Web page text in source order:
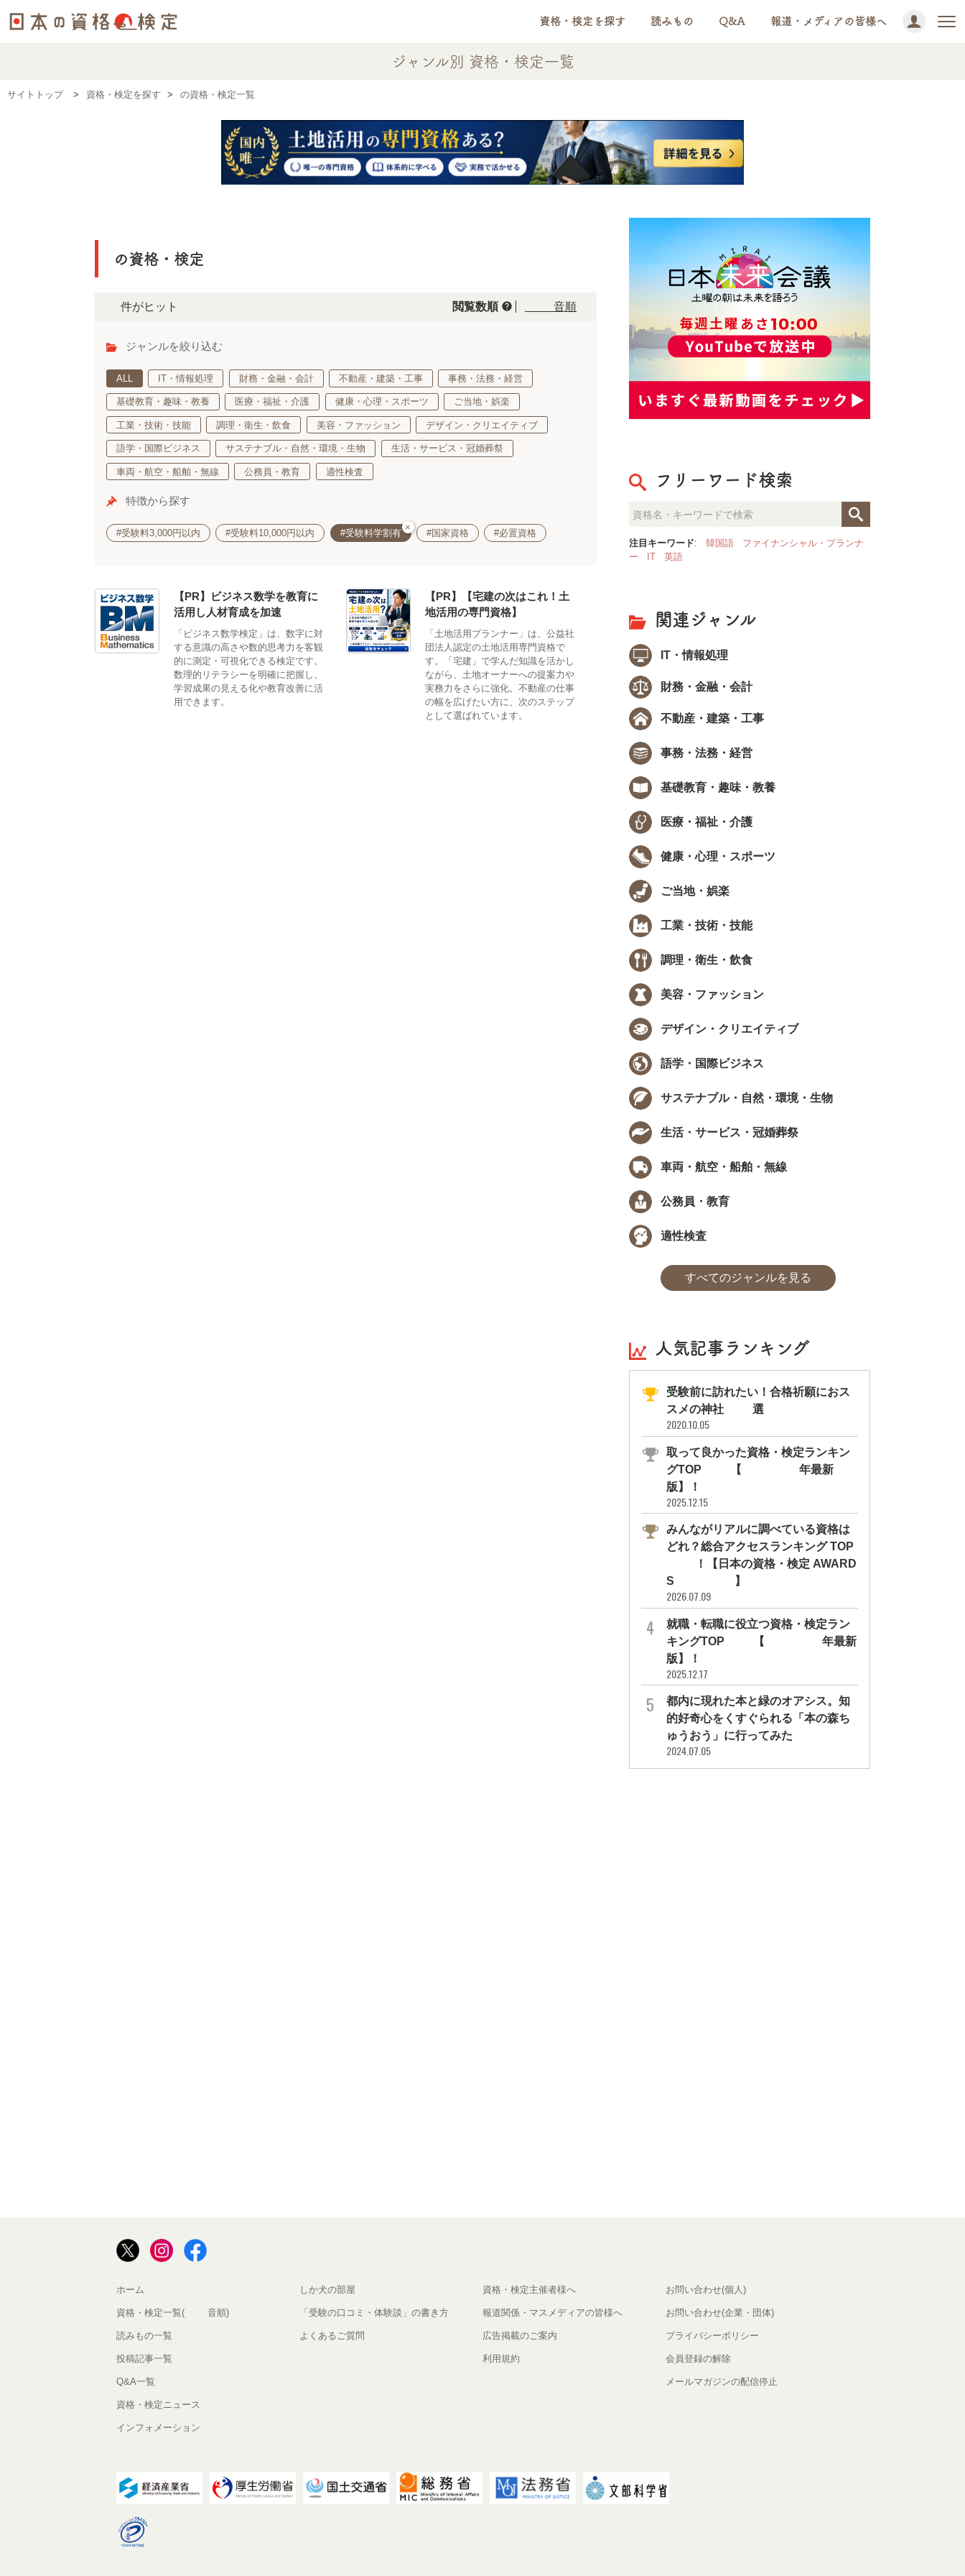
資格・検定を探す 読みもの Q&A 報道・メディアの皆様へ
ジャンル別 資格・検定一覧
サイトトップ 資格・検定を探す の資格・検定一覧
の資格・検定
0件がヒット 閲覧数順 help 50音順
ジャンルを絞り込む
ALL IT・情報処理 財務・金融・会計 不動産・建築・工事 事務・法務・経営
基礎教育・趣味・教養 医療・福祉・介護 健康・心理・スポーツ ご当地・娯楽
工業・技術・技能 調理・衛生・飲食 美容・ファッション デザイン・クリエイティブ
語学・国際ビジネス サステナブル・自然・環境・生物 生活・サービス・冠婚葬祭
車両・航空・船舶・無線 公務員・教育 適性検査
特徴から探す
#受験料3,000円以内 #受験料10,000円以内 #受験料学割有
×
#国家資格 #必置資格
【PR】ビジネス数学を教育に
活用し人材育成を加速
「ビジネス数学検定」は、数字に対
する意識の高さや数的思考力を客観
的に測定・可視化できる検定です。
数理的リテラシーを明確に把握し、
学習成果の見える化や教育改善に活
用できます。
【PR】【宅建の次はこれ！土
地活用の専門資格】
「土地活用プランナー」は、公益社
団法人認定の土地活用専門資格で
す。「宅建」で学んだ知識を活かし
ながら、土地オーナーへの提案力や
実務力をさらに強化。不動産の仕事
の幅を広げたい方に、次のステップ
として選ばれています。
フリーワード検索
注目キーワード: 韓国語
ファイナンシャル・プランナ
ー
IT 英語
関連ジャンル
IT・情報処理
財務・金融・会計
不動産・建築・工事
事務・法務・経営
基礎教育・趣味・教養
医療・福祉・介護
健康・心理・スポーツ
ご当地・娯楽
工業・技術・技能
調理・衛生・飲食
美容・ファッション
デザイン・クリエイティブ
語学・国際ビジネス
サステナブル・自然・環境・生物
生活・サービス・冠婚葬祭
車両・航空・船舶・無線
公務員・教育
適性検査
すべてのジャンルを見る
人気記事ランキング
受験前に訪れたい！合格祈願におス
スメの神社11選
2020.10.05
取って良かった資格・検定ランキン
グTOP10【2026年最新
版】！
2025.12.15
みんながリアルに調べている資格は
どれ？総合アクセスランキング TOP
10！【日本の資格・検定 AWARD
S 2026】
2026.07.09
就職・転職に役立つ資格・検定ラン
キングTOP30【2026年最新
版】！
2025.12.17
都内に現れた本と緑のオアシス。知
的好奇心をくすぐられる「本の森ち
ゅうおう」に行ってみた
2024.07.05
ホーム
資格・検定一覧(50音順)
読みもの一覧
投稿記事一覧
Q&A一覧
資格・検定ニュース
インフォメーション
しか犬の部屋
「受験の口コミ・体験談」の書き方
よくあるご質問
資格・検定主催者様へ
報道関係・マスメディアの皆様へ
広告掲載のご案内
利用規約
お問い合わせ(個人)
お問い合わせ(企業・団体)
プライバシーポリシー
会員登録の解除
メールマガジンの配信停止